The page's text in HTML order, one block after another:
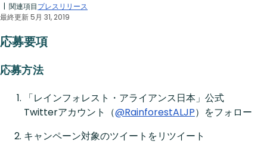
| 関連項目プレスリリース
最終更新 5月 31, 2019
応募要項
応募方法
「レインフォレスト・アライアンス日本」公式
Twitterアカウント（@RainforestALJP）をフォロー
キャンペーン対象のツイートをリツイート